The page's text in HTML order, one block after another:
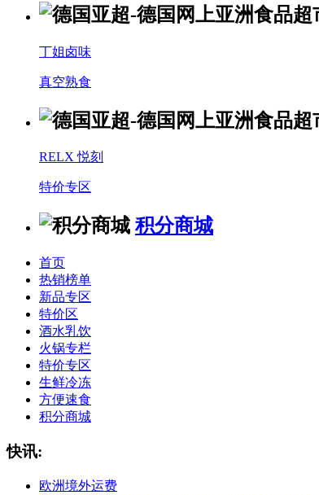
丁姐卤味
真空熟食
RELX 悦刻
特价专区
积分商城
首页
热销榜单
新品专区
特价区
酒水乳饮
火锅专栏
特价专区
生鲜冷冻
方便速食
积分商城
快讯:
欧洲境外运费